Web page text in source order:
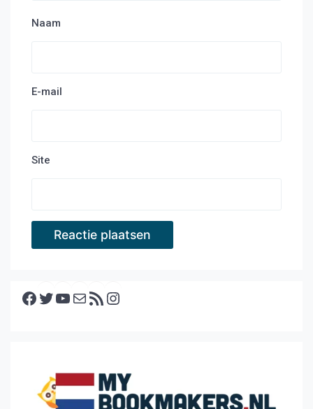
Naam
E-mail
Site
Facebook Twitter YouTube E-mail RSS feed